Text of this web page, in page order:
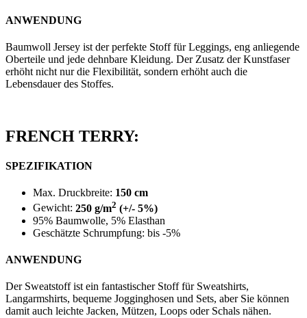
ANWENDUNG
Baumwoll Jersey ist der perfekte Stoff für Leggings, eng anliegende
Oberteile und jede dehnbare Kleidung. Der Zusatz der Kunstfaser
erhöht nicht nur die Flexibilität, sondern erhöht auch die
Lebensdauer des Stoffes.
FRENCH TERRY:
SPEZIFIKATION
Max. Druckbreite: 150 cm
Gewicht: 250 g/m2 (+/- 5%)
95% Baumwolle, 5% Elasthan
Geschätzte Schrumpfung: bis -5%
ANWENDUNG
Der Sweatstoff ist ein fantastischer Stoff für Sweatshirts,
Langarmshirts, bequeme Jogginghosen und Sets, aber Sie können
damit auch leichte Jacken, Mützen, Loops oder Schals nähen.